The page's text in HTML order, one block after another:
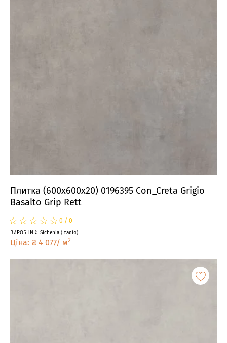
Плитка (600x600x20) 0196395 Con_Creta Grigio
Basalto Grip Rett
☆
★☆
★☆
★☆
★☆
★ 0 / 0
ВИРОБНИК: Sichenia ( Італія)
Ціна: ₴ 4 077/ м2